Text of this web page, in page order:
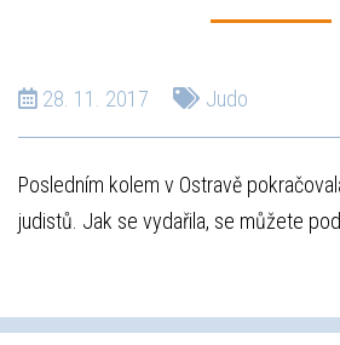
28. 11. 2017 Judo
Posledním kolem v Ostravě
judistů. Jak se vydařila, se můžete